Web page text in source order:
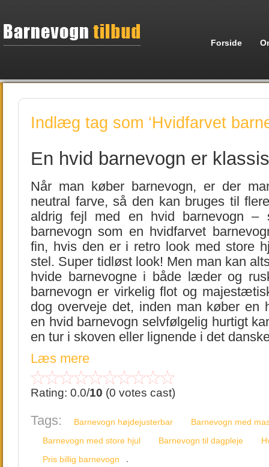
Forside
Indlæg tag som ‘Hvidfarvet
En hvid barnevogn er
Når man køber barnevogn, er der
neutral farve, så den kan bruges til
aldrig fejl med en hvid barnevogn –
barnevogn som en hvidfarvet
fin, hvis den er i retro look med store
stel. Super tidløst look! Men man kan
hvide barnevogne i både læder og
barnevogn er virkelig flot og
dog overveje det, inden man køber en
en hvid barnevogn selvfølgelig hurtigt
en tur i skoven eller lignende i det
Læs mere
Rating: 0.0/10 (0 votes cast)
Tags: Barnevogn højdejusterbar
Barnevogn med
Barnevogn med store hjul
Barnevogn til dagpleje
Pris billig barnevogn
.